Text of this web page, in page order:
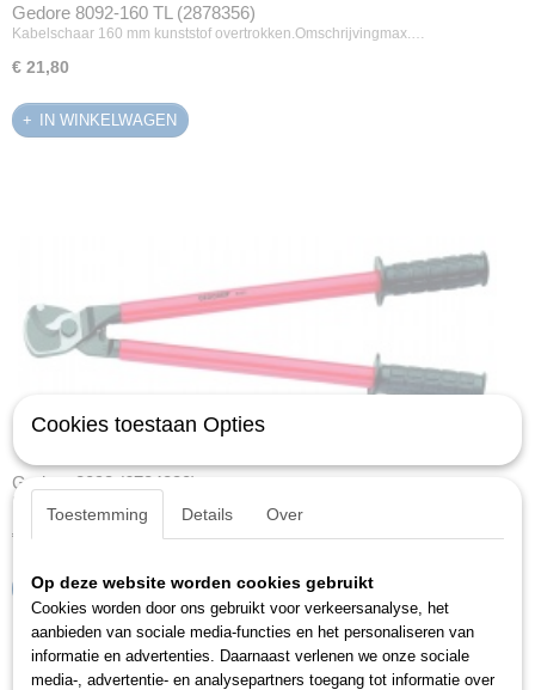
Gedore 8092-160 TL (2878356)
Kabelschaar 160 mm kunststof overtrokken.Omschrijvingmax.…
€ 21,80
IN WINKELWAGEN
Gedore 8093 (6724830)
Kabelschaar.Omschrijvingvoor het knippen van meeraderige…
€ 100,61
IN WINKELWAGEN
Cookies toestaan Opties
Toestemming Details Over
Op deze website worden cookies gebruikt
Cookies worden door ons gebruikt voor verkeersanalyse, het
aanbieden van sociale media-functies en het personaliseren van
informatie en advertenties. Daarnaast verlenen we onze sociale
media-, advertentie- en analysepartners toegang tot informatie over